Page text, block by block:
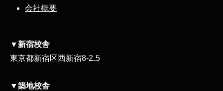
会社概要
▼新宿校舎
東京都新宿区西新宿8‐2₋5
▼築地校舎